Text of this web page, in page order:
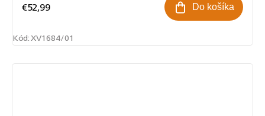
€52,99 Do košíka
Kód:XV1684/01